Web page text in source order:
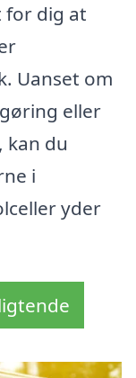
for dig at
Uanset om
eller
kan du
i
yder